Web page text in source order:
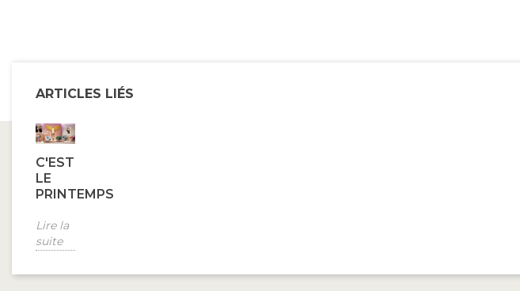
ARTICLES LIÉS
C'EST
LE
PRINTEMPS
Lire la
suite